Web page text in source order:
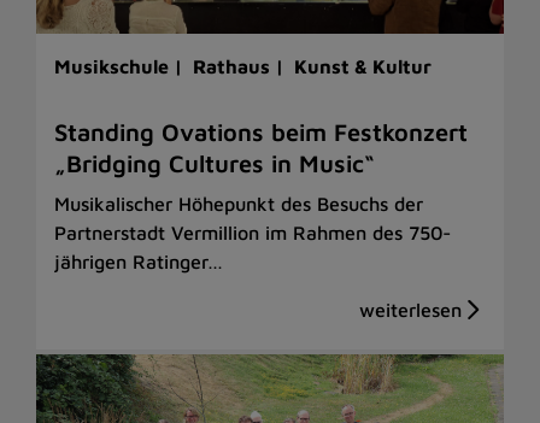
Musikschule | Rathaus | Kunst & Kultur
Standing Ovations beim Festkonzert
„Bridging Cultures in Music“
Musikalischer Höhepunkt des Besuchs der
Partnerstadt Vermillion im Rahmen des 750-
jährigen Ratinger…